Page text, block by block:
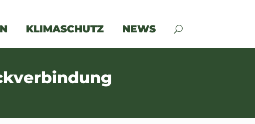
KLIMASCHUTZ NEWS